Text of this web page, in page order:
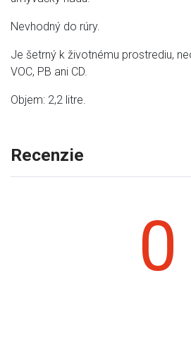
Nevhodný do rúry.
Je šetrný k životnému prostrediu,
VOC, PB ani CD.
Objem: 2,2 litre.
Recenzie
0